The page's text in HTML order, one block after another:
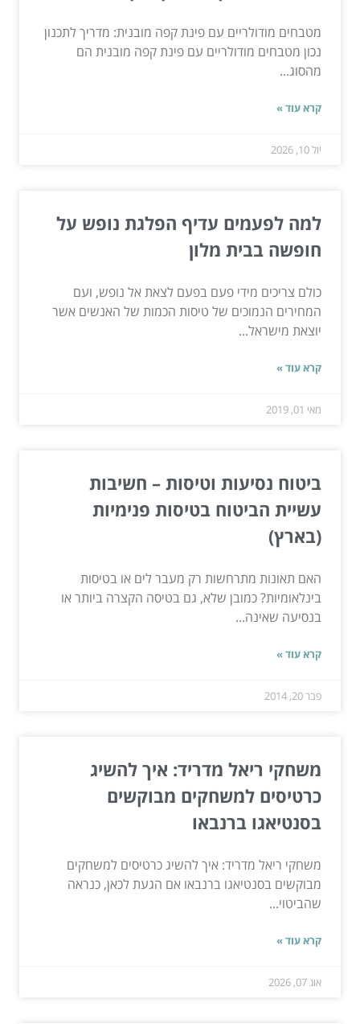
מטבחים מודולריים עם פינת קפה מובנית: מדריך לתכנון
נכון מטבחים מודולריים עם פינת קפה מובנית הם
מהסוג...
קרא עוד »
יול 10, 2026
למה לפעמים עדיף הפלגת נופש על
חופשה בבית מלון
כולם צריכים מידי פעם בפעם לצאת אל נופש, ועם
המחירים הנמוכים של טיסות הכמות של האנשים אשר
יוצאת מישראל...
קרא עוד »
מאי 01, 2019
ביטוח נסיעות וטיסות – חשיבות
עשיית הביטוח בטיסות פנימיות
(בארץ)
האם תאונות מתרחשות רק מעבר לים או בטיסות
בינלאומיות? כמובן שלא, גם בטיסה הקצרה ביותר או
בנסיעה שאינה...
קרא עוד »
פבר 20, 2014
משחקי ריאל מדריד: איך להשיג
כרטיסים למשחקים מבוקשים
בסנטיאגו ברנבאו
משחקי ריאל מדריד: איך להשיג כרטיסים למשחקים
מבוקשים בסנטיאגו ברנבאו אם הגעת לכאן, כנראה
שהביטוי...
קרא עוד »
אוג 07, 2026